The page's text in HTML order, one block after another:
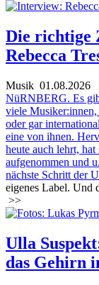
Die richtige
Rebecca
Musik 01.08.2026
NüRNBERG. Es
viele Musiker:innen,
oder gar
eine von ihnen.
heute auch lehrt,
aufgenommen und
nächste Schritt der
eigenes Label. Und
>>
Ulla
das Gehirn